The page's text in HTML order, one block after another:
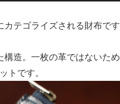
テゴライズされる財布です
造。一枚の革ではないた
トです。